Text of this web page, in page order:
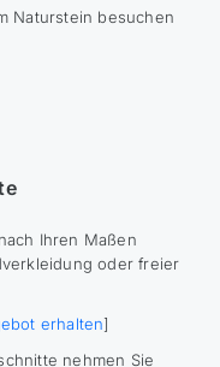
Naturstein besuchen
Ihren Maßen
oder freier
erhalten]
nehmen Sie